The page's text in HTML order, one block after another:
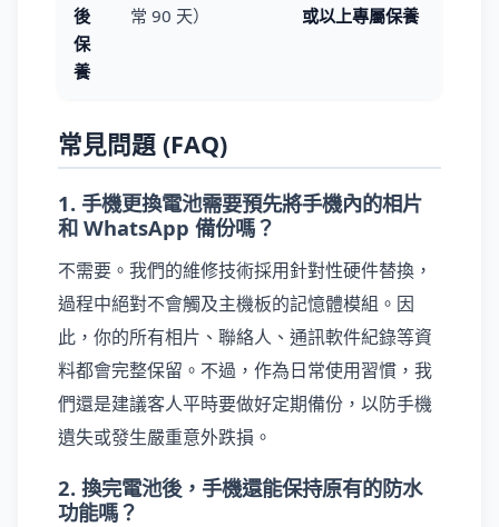
後
保
養
常 90 天）
或以上專屬保養
常見問題 (FAQ)
1. 手機更換電池需要預先將手機內的相片
和 WhatsApp 備份嗎？
不需要。我們的維修技術採用針對性硬件替換，
過程中絕對不會觸及主機板的記憶體模組。因
此，你的所有相片、聯絡人、通訊軟件紀錄等資
料都會完整保留。不過，作為日常使用習慣，我
們還是建議客人平時要做好定期備份，以防手機
遺失或發生嚴重意外跌損。
2. 換完電池後，手機還能保持原有的防水
功能嗎？